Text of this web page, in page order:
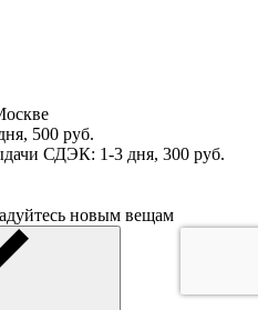
, 500 руб.
СДЭК: 1-3 дня, 300 руб.
новым вещам